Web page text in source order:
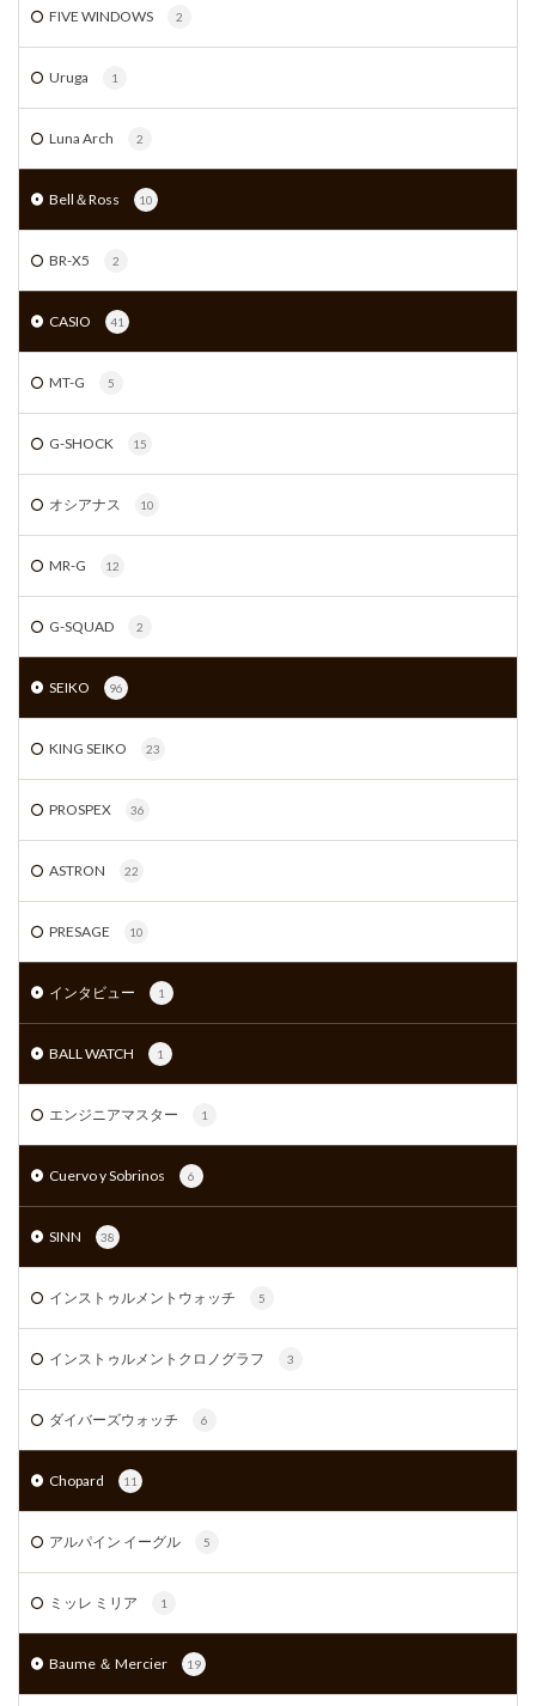
FIVE WINDOWS 2
Uruga 1
Luna Arch 2
Bell＆Ross 10
BR-X5 2
CASIO 41
MT-G 5
G-SHOCK 15
オシアナス 10
MR-G 12
G-SQUAD 2
SEIKO 96
KING SEIKO 23
PROSPEX 36
ASTRON 22
PRESAGE 10
インタビュー 1
BALL WATCH 1
エンジニアマスター 1
Cuervo y Sobrinos 6
SINN 38
インストゥルメントウォッチ 5
インストゥルメントクロノグラフ 3
ダイバーズウォッチ 6
Chopard 11
アルパイン イーグル 5
ミッレ ミリア 1
Baume ＆ Mercier 19